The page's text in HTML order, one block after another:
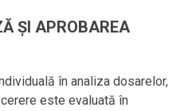
ȘI APROBAREA
în analiza dosarelor,
este evaluată în